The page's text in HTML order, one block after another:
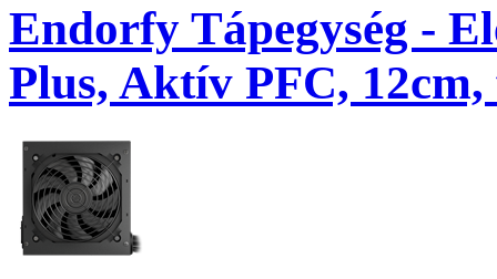
Endorfy Tápegység -
Plus, Aktív PFC, 12cm,